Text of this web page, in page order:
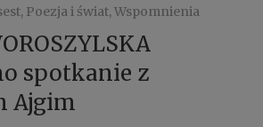
Poezja i świat, Wspomnienia
spotkanie z
Ajgim